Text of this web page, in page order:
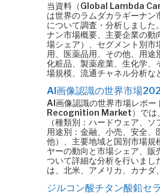
当資料（Global Lambda
は世界のラムダカラギーナン
について調査・分析しました
ナン市場概要、主要企業の動
場シェア）、セグメント別市
用、医薬品用、その他、用途
化粧品、製薬産業、生化学、
場規模、流通チャネル分析
AI画像認識の世界市場
AI画像認識の世界市場レポ
Recognition Market）では
（種類別：ハードウェア、ソ
用途別：金融、小売、安全、
他）、主要地域と国別市場規
ヤーの動向と市場シェア、販
ついて詳細な分析を行いまし
は、北米、アメリカ、カナ
ジルコン酸チタン酸鉛セ